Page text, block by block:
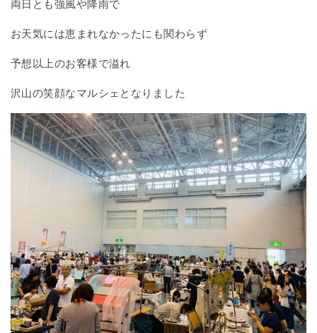
両日とも強風や降雨で
お天気には恵まれなかったにも関わらず
予想以上のお客様で溢れ
沢山の笑顔なマルシェとなりました